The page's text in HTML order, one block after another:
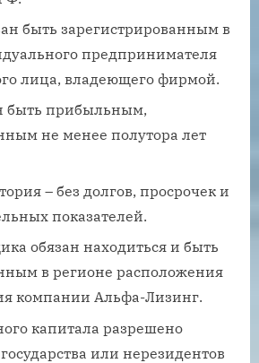
быть зарегистрированным в
предпринимателя
лица, владеющего фирмой.
быть прибыльным,
не менее полутора лет
– без долгов, просрочек и
показателей.
обязан находиться и быть
в регионе расположения
компании Альфа-Лизинг.
капитала разрешено
или нерезидентов